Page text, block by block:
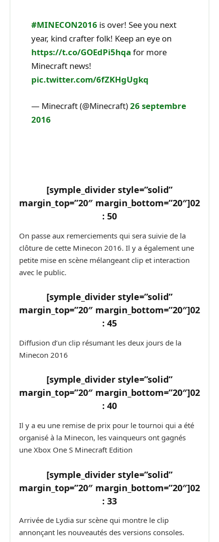
#MINECON2016 is over! See you next
year, kind crafter folk! Keep an eye on
https://t.co/GOEdPi5hqa for more
Minecraft news!
pic.twitter.com/6fZKHgUgkq
— Minecraft (@Minecraft)26 septembre
2016
[symple_divider style=”solid”
margin_top=”20″ margin_bottom=”20″]02
: 50
On passe aux remerciements qui sera suivie de la
clôture de cette Minecon 2016. Il y a également une
petite mise en scène mélangeant clip et interaction
avec le public.
[symple_divider style=”solid”
margin_top=”20″ margin_bottom=”20″]02
: 45
Diffusion d’un clip résumant les deux jours de la
Minecon 2016
[symple_divider style=”solid”
margin_top=”20″ margin_bottom=”20″]02
: 40
Il y a eu une remise de prix pour le tournoi qui a été
organisé à la Minecon, les vainqueurs ont gagnés
une Xbox One S Minecraft Edition
[symple_divider style=”solid”
margin_top=”20″ margin_bottom=”20″]02
: 33
Arrivée de Lydia sur scène qui montre le clip
annonçant les nouveautés des versions consoles.